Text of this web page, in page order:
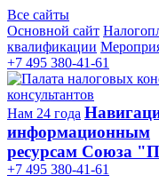
Все сайты
Основной сайт
квалификации
+7 495 380-41-61
консультантов
Нам 24 года
информационным
ресурсам Союза
+7 495 380‑41‑61